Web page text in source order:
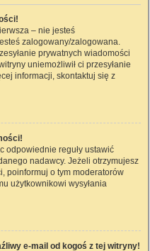
– nie jesteś
zalogowany/zalogowana.
prywatnych wiadomości
uniemożliwił ci przesyłanie
informacji, skontaktuj się z
odpowiednie reguły ustawić
nadawcy. Jeżeli otrzymujesz
poinformuj o tym moderatorów
użytkownikowi wysyłania
e-mail od kogoś z tej witryny!